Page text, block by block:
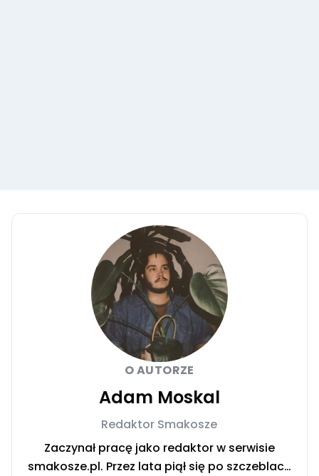
O AUTORZE
Adam Moskal
Redaktor Smakosze
Zaczynał pracę jako redaktor w serwisie
smakosze.pl. Przez lata piął się po szczeblach